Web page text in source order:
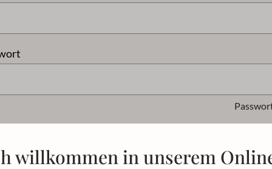
willkommen in unserem
Anmelden